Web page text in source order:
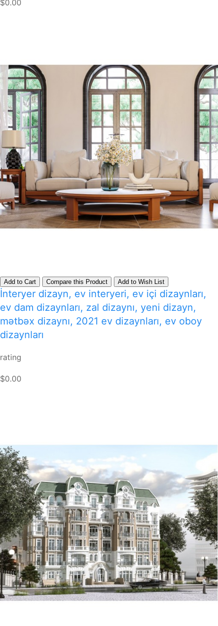
$0.00
Add to Cart Compare this Product Add to Wish List
İnteryer dizayn, ev interyeri, ev içi dizaynları,
ev dam dizaynları, zal dizaynı, yeni dizayn,
mətbəx dizaynı, 2021 ev dizaynları, ev oboy
dizaynları
rating
$0.00